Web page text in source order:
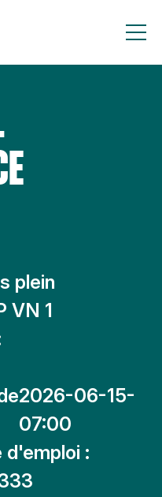
plein
VN 1
2026-06-15-
07:00
d'emploi :